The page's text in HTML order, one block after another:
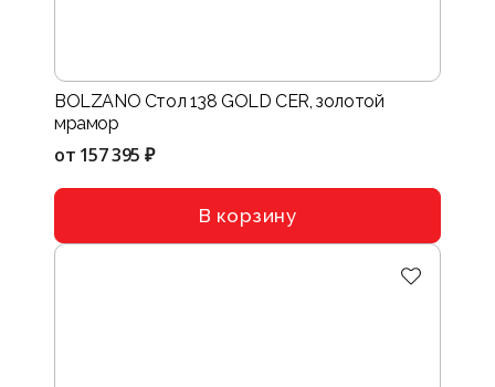
BOLZANO Стол 138 GOLD CER, золотой
мрамор
от 157 395 ₽
В корзину